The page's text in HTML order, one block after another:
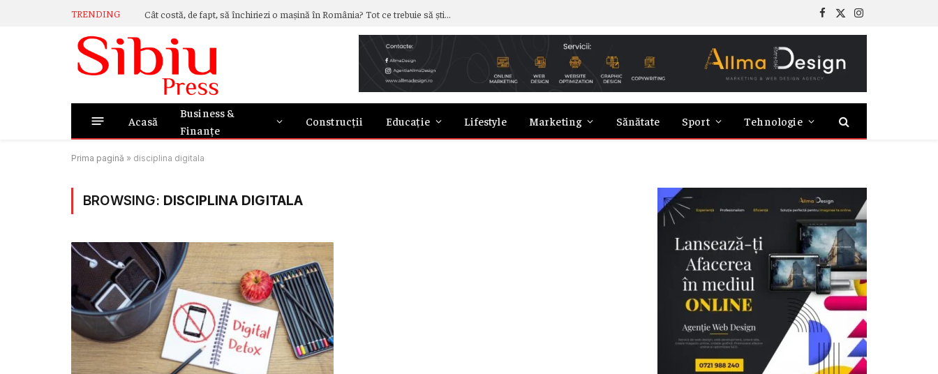
TRENDING Cât costă, de fapt, să închiriezi o mașină în România? Tot ce trebuie să știi despre prețuri Facebook
X
(Twitter)
Instagram
Acasă
Business &
Finanțe
Construcții Educație Lifestyle Marketing Sănătate Sport Tehnologie
Prima pagină » disciplina digitala
BROWSING: DISCIPLINA DIGITALA